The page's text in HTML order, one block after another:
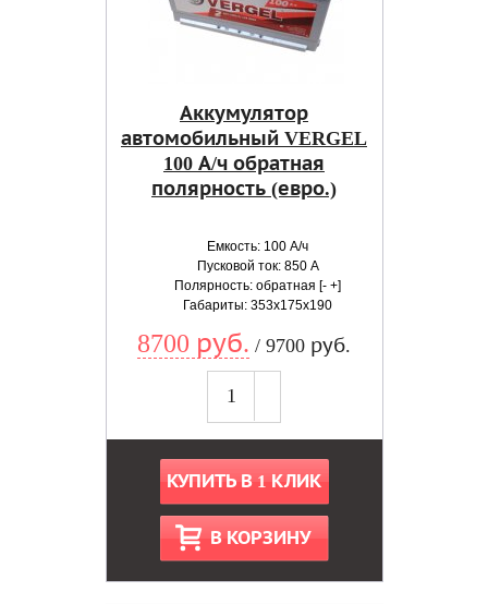
Аккумулятор
автомобильный VERGEL
100 А/ч обратная
полярность (евро.)
Емкость: 100 А/ч
Пусковой ток: 850 А
Полярность: обратная [- +]
Габариты: 353x175x190
8700 руб. / 9700 руб.
КУПИТЬ В 1 КЛИК
В КОРЗИНУ